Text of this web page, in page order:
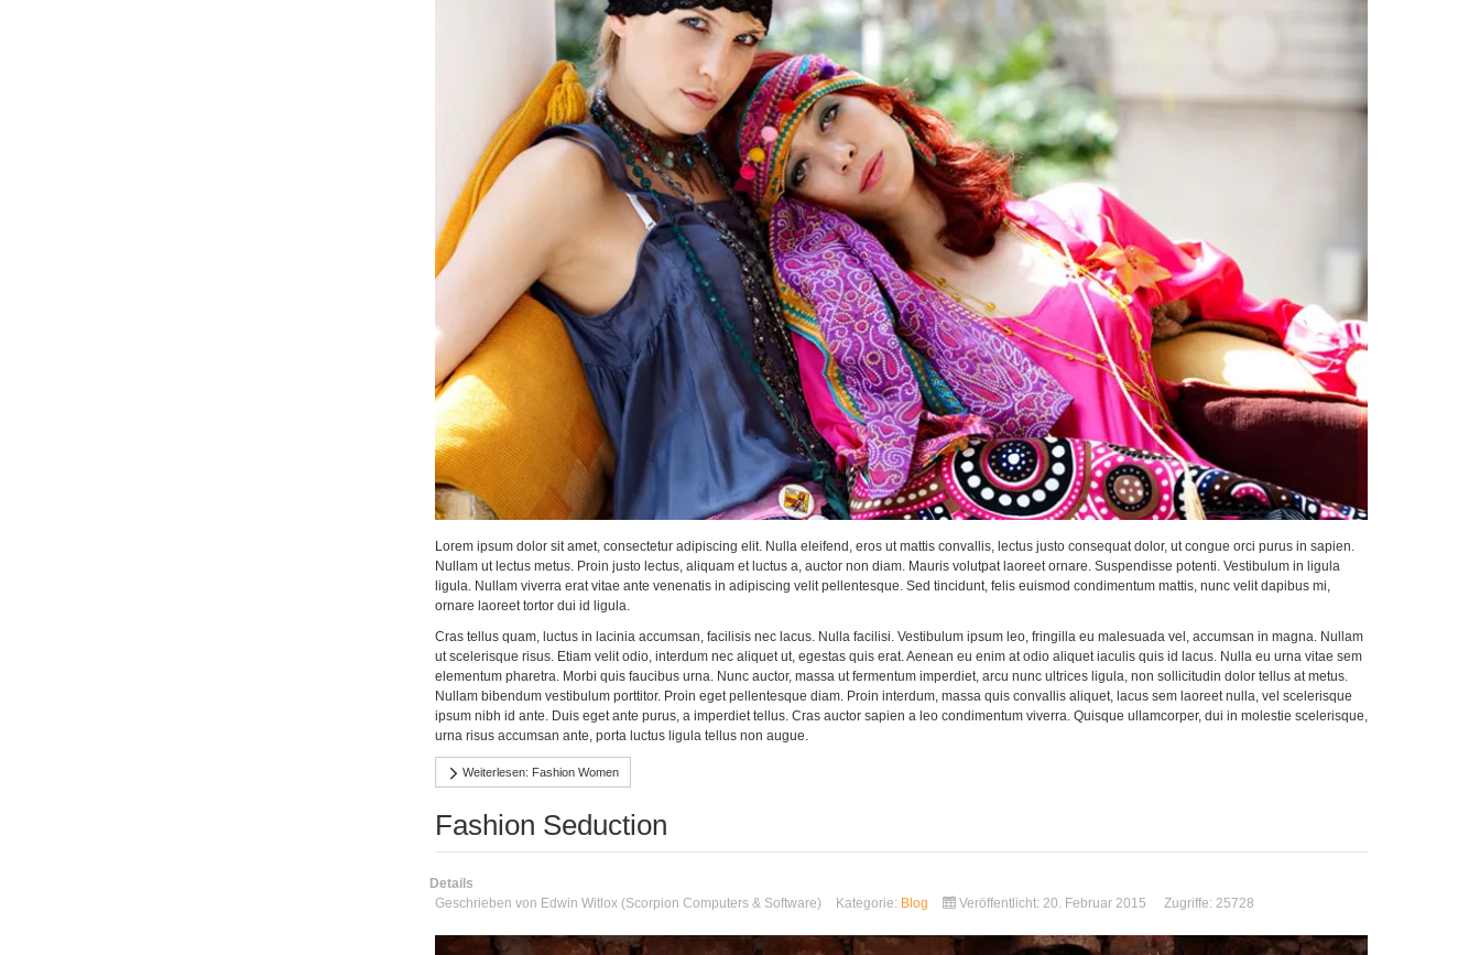
Lorem ipsum dolor sit amet, consectetur adipiscing elit. Nulla eleifend, eros ut mattis convallis, lectus justo consequat dolor, ut congue orci purus in sapien.
Nullam ut lectus metus. Proin justo lectus, aliquam et luctus a, auctor non diam. Mauris volutpat laoreet ornare. Suspendisse potenti. Vestibulum in ligula
ligula. Nullam viverra erat vitae ante venenatis in adipiscing velit pellentesque. Sed tincidunt, felis euismod condimentum mattis, nunc velit dapibus mi,
ornare laoreet tortor dui id ligula.
Cras tellus quam, luctus in lacinia accumsan, facilisis nec lacus. Nulla facilisi. Vestibulum ipsum leo, fringilla eu malesuada vel, accumsan in magna. Nullam
ut scelerisque risus. Etiam velit odio, interdum nec aliquet ut, egestas quis erat. Aenean eu enim at odio aliquet iaculis quis id lacus. Nulla eu urna vitae sem
elementum pharetra. Morbi quis faucibus urna. Nunc auctor, massa ut fermentum imperdiet, arcu nunc ultrices ligula, non sollicitudin dolor tellus at metus.
Nullam bibendum vestibulum porttitor. Proin eget pellentesque diam. Proin interdum, massa quis convallis aliquet, lacus sem laoreet nulla, vel scelerisque
ipsum nibh id ante. Duis eget ante purus, a imperdiet tellus. Cras auctor sapien a leo condimentum viverra. Quisque ullamcorper, dui in molestie scelerisque,
urna risus accumsan ante, porta luctus ligula tellus non augue.
Weiterlesen: Fashion Women
Fashion Seduction
Details
Geschrieben von Edwin Witlox (Scorpion Computers & Software) Kategorie: Blog Veröffentlicht: 20. Februar 2015 Zugriffe: 25728